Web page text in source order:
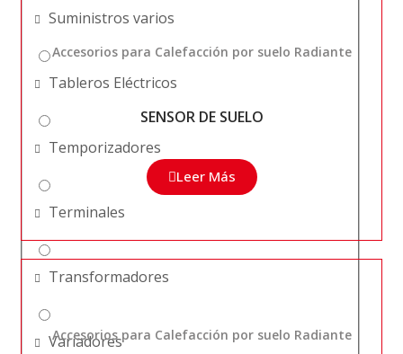
Suministros varios
Tableros Eléctricos
Temporizadores
Terminales
Transformadores
Variadores
Accesorios para Calefacción por suelo Radiante
SENSOR DE SUELO
Leer Más
Accesorios para Calefacción por suelo Radiante